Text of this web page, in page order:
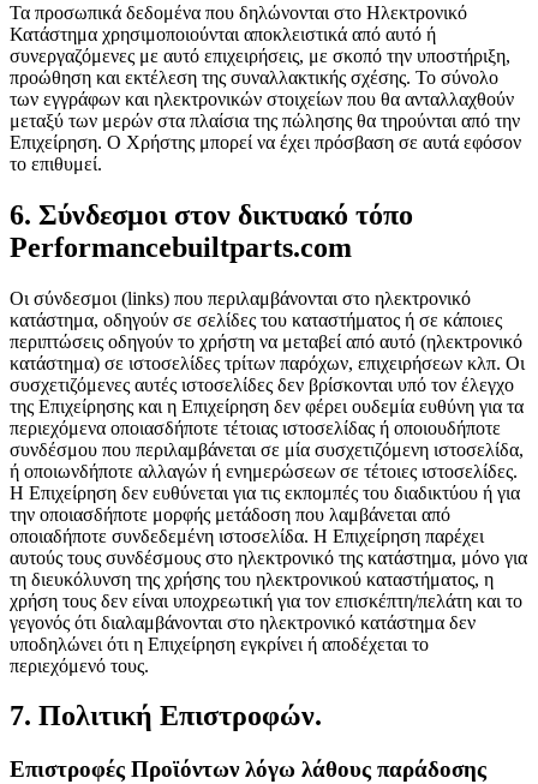
Τα προσωπικά δεδομένα που δηλώνονται στο Ηλεκτρονικό
Κατάστημα χρησιμοποιούνται αποκλειστικά από αυτό ή
συνεργαζόμενες με αυτό επιχειρήσεις, με σκοπό την υποστήριξη,
προώθηση και εκτέλεση της συναλλακτικής σχέσης. Το σύνολο
των εγγράφων και ηλεκτρονικών στοιχείων που θα ανταλλαχθούν
μεταξύ των μερών στα πλαίσια της πώλησης θα τηρούνται από την
Επιχείρηση. Ο Χρήστης μπορεί να έχει πρόσβαση σε αυτά εφόσον
το επιθυμεί.
6. Σύνδεσμοι στον δικτυακό τόπο
Performancebuiltparts.com
Οι σύνδεσμοι (links) που περιλαμβάνονται στο ηλεκτρονικό
κατάστημα, οδηγούν σε σελίδες του καταστήματος ή σε κάποιες
περιπτώσεις οδηγούν το χρήστη να μεταβεί από αυτό (ηλεκτρονικό
κατάστημα) σε ιστοσελίδες τρίτων παρόχων, επιχειρήσεων κλπ. Οι
συσχετιζόμενες αυτές ιστοσελίδες δεν βρίσκονται υπό τον έλεγχο
της Επιχείρησης και η Επιχείρηση δεν φέρει ουδεμία ευθύνη για τα
περιεχόμενα οποιασδήποτε τέτοιας ιστοσελίδας ή οποιουδήποτε
συνδέσμου που περιλαμβάνεται σε μία συσχετιζόμενη ιστοσελίδα,
ή οποιωνδήποτε αλλαγών ή ενημερώσεων σε τέτοιες ιστοσελίδες.
Η Επιχείρηση δεν ευθύνεται για τις εκπομπές του διαδικτύου ή για
την οποιασδήποτε μορφής μετάδοση που λαμβάνεται από
οποιαδήποτε συνδεδεμένη ιστοσελίδα. Η Επιχείρηση παρέχει
αυτούς τους συνδέσμους στο ηλεκτρονικό της κατάστημα, μόνο για
τη διευκόλυνση της χρήσης του ηλεκτρονικού καταστήματος, η
χρήση τους δεν είναι υποχρεωτική για τον επισκέπτη/πελάτη και το
γεγονός ότι διαλαμβάνονται στο ηλεκτρονικό κατάστημα δεν
υποδηλώνει ότι η Επιχείρηση εγκρίνει ή αποδέχεται το
περιεχόμενό τους.
7. Πολιτική Επιστροφών.
Επιστροφές Προϊόντων λόγω λάθους παράδοσης